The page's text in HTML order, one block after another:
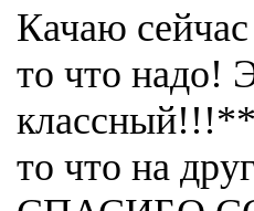
Качаю
то что надо!
то что на